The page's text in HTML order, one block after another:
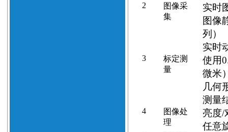
2
图像采
集
实时
图像
列）
实时
3
标定测
量
使用
微米
几何
测量
4
图像处
理
亮度/
任意